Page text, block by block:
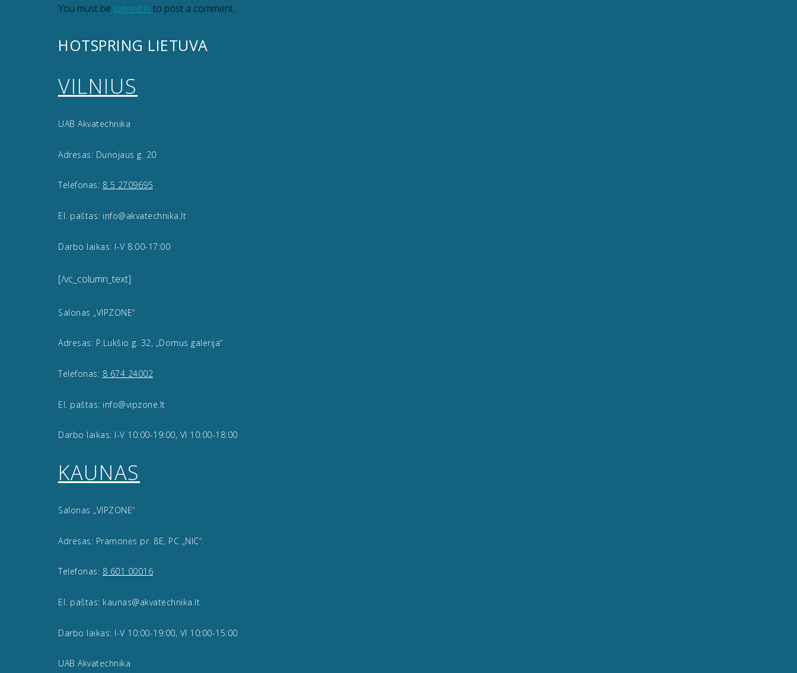
You must be logged in to post a comment.
HOTSPRING LIETUVA
VILNIUS
UAB Akvatechnika
Adresas: Dunojaus g. 20
Telefonas: 8 5 2709695
El. paštas: info@akvatechnika.lt
Darbo laikas: I-V 8:00-17:00
[/vc_column_text]
Salonas „VIPZONE“
Adresas: P.Lukšio g. 32, „Domus galerija“
Telefonas: 8 674 24002
El. paštas: info@vipzone.lt
Darbo laikas: I-V 10:00-19:00, VI 10:00-18:00
KAUNAS
Salonas „VIPZONE“
Adresas: Pramonės pr. 8E, PC „NIC“.
Telefonas: 8 601 00016
El. paštas: kaunas@akvatechnika.lt
Darbo laikas: I-V 10:00-19:00, VI 10:00-15:00
UAB Akvatechnika